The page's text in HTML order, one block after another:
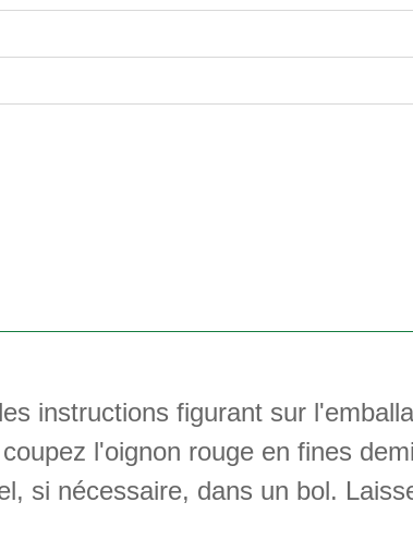
instructions figurant sur
l'oignon rouge en fines
si nécessaire, dans un bol.